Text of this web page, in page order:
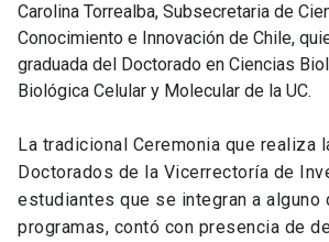
Carolina Torrealba, Subsecretaria de
Conocimiento e Innovación de Chile,
graduada del Doctorado en Ciencias
Biológica Celular y Molecular de la UC.
La tradicional Ceremonia que realiza
Doctorados de la Vicerrectoría de
estudiantes que se integran a alguno
programas, contó con presencia de